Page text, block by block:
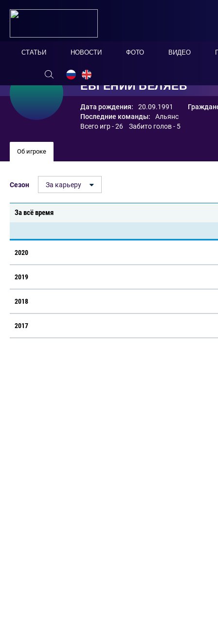
СТАТЬИ НОВОСТИ ФОТО ВИДЕО
ЕВГЕНИЙ БЕЛЯЕВ
Дата рождения: 20.09.1991
Последние команды:
Альянс
Всего игр - 26 Забито голов - 5
Об игроке
Сезон За карьеру
За всё время
2020
2019
2018
2017